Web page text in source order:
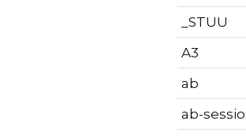
_STUU
A3
ab
ab-